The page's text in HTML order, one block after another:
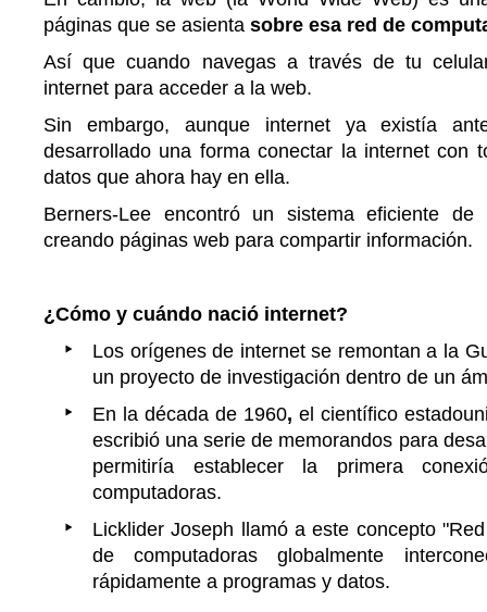
páginas que se asienta sobre esa red de
Así que cuando navegas a través de tu
internet para acceder a la web.
Sin embargo, aunque internet ya existía
desarrollado una forma conectar la internet con
datos que ahora hay en ella.
Berners-Lee encontró un sistema eficiente de
creando páginas web para compartir información.
¿Cómo y cuándo nació internet?
Los orígenes de internet se remontan a la
un proyecto de investigación dentro de un
En la década de 1960, el científico
escribió una serie de memorandos para
permitiría establecer la primera
computadoras.
Licklider Joseph llamó a este concepto
de computadoras globalmente
rápidamente a programas y datos.